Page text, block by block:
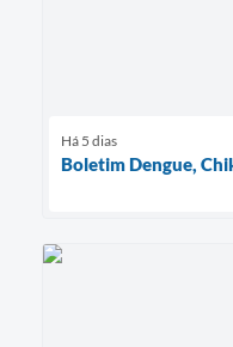
Há 5 dias
Boletim Dengue,